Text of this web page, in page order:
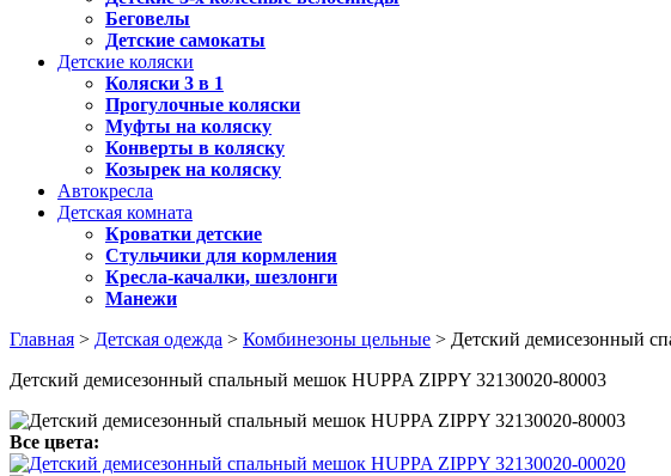
Беговелы
Детские самокаты
Детские коляски
Коляски 3 в 1
Прогулочные коляски
Муфты на коляску
Конверты в коляску
Козырек на коляску
Автокресла
Детская комната
Кроватки детские
Стульчики для кормления
Кресла-качалки, шезлонги
Манежи
Главная > Детская одежда > Комбинезоны цельные > Детский демисезонный
Детский демисезонный спальный мешок HUPPA ZIPPY 32130020-80003
Все цвета: